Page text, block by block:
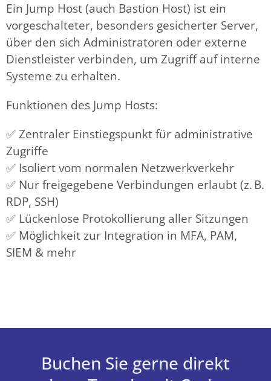
Ein Jump Host(auch Bastion Host) ist ein
vorgeschalteter, besonders gesicherter Server,
über den sich Administratoren oder externe
Dienstleister verbinden, um Zugriff auf interne
Systeme zu erhalten.
Funktionen des Jump Hosts:
✅ Zentraler Einstiegspunkt für administrative
Zugriffe
✅ Isoliert vom normalen Netzwerkverkehr
✅ Nur freigegebene Verbindungen erlaubt (z. B.
RDP, SSH)
✅ Lückenlose Protokollierung aller Sitzungen
✅ Möglichkeit zur Integration in MFA, PAM,
SIEM & mehr
Buchen Sie gerne direkt